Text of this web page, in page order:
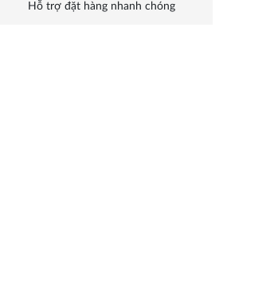
Hỗ trợ đặt hàng nhanh chóng